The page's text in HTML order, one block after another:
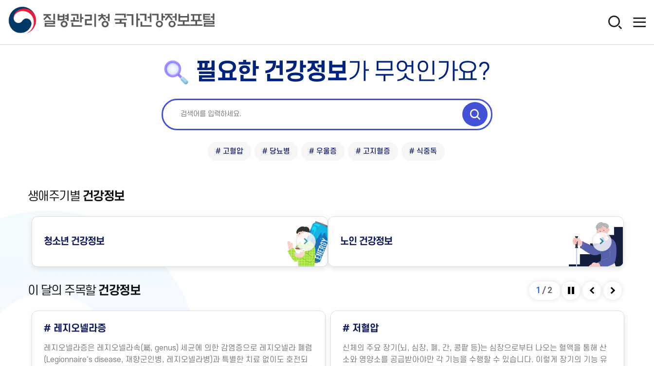
필요한 건강정보가 무엇인가요?
# 고혈압 # 당뇨병 # 우울증 # 고지혈증 # 식중독
생애주기별 건강정보
청소년 건강정보 노인 건강정보
이 달의 주목할건강정보 2 / 2
# 저혈압
신체의 주요 장기(뇌, 심장, 폐, 간, 콩팥 등)는 심장으로부터 나오는 혈액을 통해 산
소와 영양소를 공급받아야만 각 기능을 수행할 수 있습니다. 이렇게 장기의 기능 유
# 다중이용시설에서의 건강문제(실내공기오염)
다중이용시설은 불특정 다수가 이용하는 시설로 지하철 역사, 지하도 상가, 터미널,
박물관, 전시관, 도서관, 종합병원, 영화관 등이 포함됩니다. 이러한 실내 환경에서